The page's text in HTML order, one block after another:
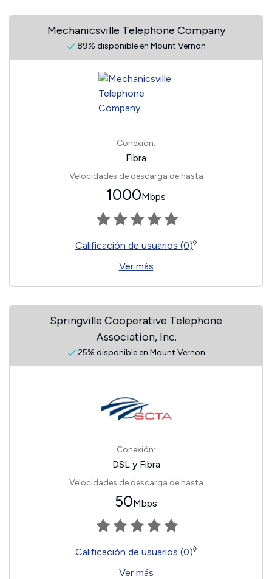
Mechanicsville Telephone Company
89% disponible en Mount Vernon
Conexión:
Fibra
Velocidades de descarga de hasta
1000Mbps
Calificación de usuarios (0)◊
Ver más
Springville Cooperative Telephone
Association, Inc.
25% disponible en Mount Vernon
Conexión:
DSL y Fibra
Velocidades de descarga de hasta
50Mbps
Calificación de usuarios (0)◊
Ver más